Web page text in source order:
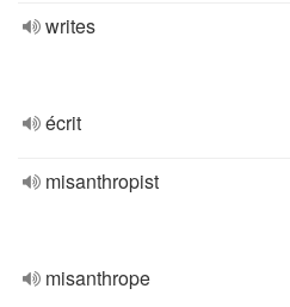
writes
écrit
misanthropist
misanthrope